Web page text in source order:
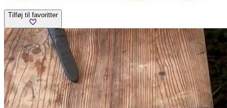
Tilføj til favoritter